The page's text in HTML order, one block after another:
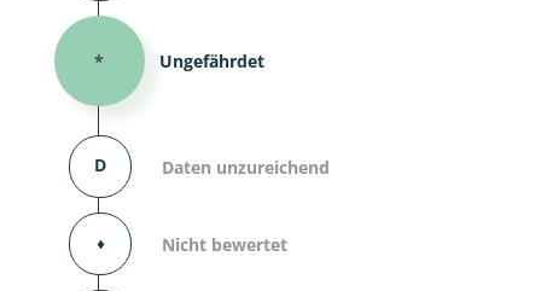
* Ungefährdet
D Daten unzureichend
⬧ Nicht bewertet